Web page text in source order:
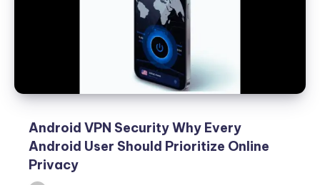
Android VPN Security Why Every
Android User Should Prioritize Online
Privacy